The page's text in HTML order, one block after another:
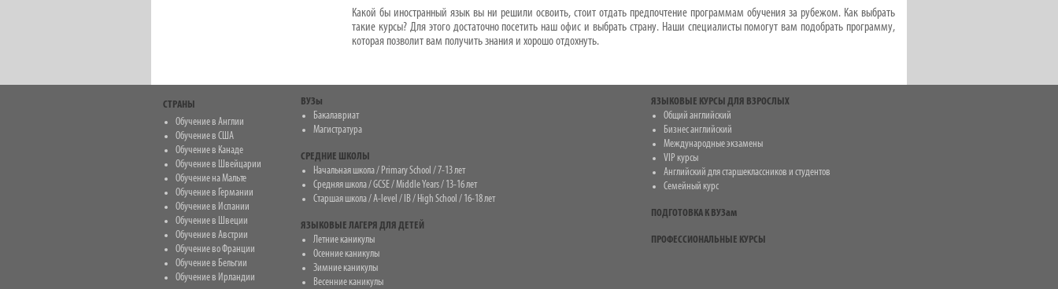
Какой бы иностранный язык вы ни решили освоить, стоит отдать предпочтение программам обучения за рубежом. Как выбрать
такие курсы? Для этого достаточно посетить наш офис и выбрать страну. Наши специалисты помогут вам подобрать программу,
которая позволит вам получить знания и хорошо отдохнуть.
СТРАНЫ
Обучение в Англии
Обучение в США
Обучение в Канаде
Обучение в Швейцарии
Обучение на Мальте
Обучение в Германии
Обучение в Испании
Обучение в Швеции
Обучение в Австрии
Обучение во Франции
Обучение в Бельгии
Обучение в Ирландии
ВУЗы
Бакалавриат
Магистратура
СРЕДНИЕ ШКОЛЫ
Начальная школа / Primary School / 7-13 лет
Средняя школа / GCSE / Middle Years / 13-16 лет
Старшая школа / A-level / IB / High School / 16-18 лет
ЯЗЫКОВЫЕ ЛАГЕРЯ ДЛЯ ДЕТЕЙ
Летние каникулы
Осенние каникулы
Зимние каникулы
Весенние каникулы
ЯЗЫКОВЫЕ КУРСЫ ДЛЯ ВЗРОСЛЫХ
Общий английский
Бизнес английский
Международные экзамены
VIP курсы
Английский для старшеклассников и студентов
Семейный курс
ПОДГОТОВКА К ВУЗам
ПРОФЕССИОНАЛЬНЫЕ КУРСЫ